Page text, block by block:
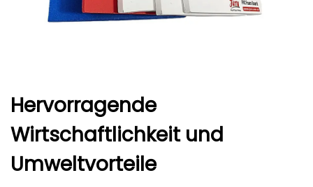
Hervorragende
Wirtschaftlichkeit und
Umweltvorteile